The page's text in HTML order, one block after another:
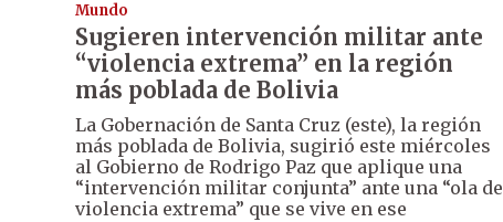
Mundo
Sugieren intervención militar ante
“violencia extrema” en la región
más poblada de Bolivia
La Gobernación de Santa Cruz (este), la región
más poblada de Bolivia, sugirió este miércoles
al Gobierno de Rodrigo Paz que aplique una
“intervención militar conjunta” ante una “ola de
violencia extrema” que se vive en ese